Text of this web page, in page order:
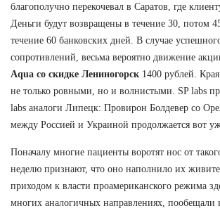
благополучно перекочевал в Саратов, где
Деньги будут возвращены в течение 30, потом
течение 60 банковских дней. В случае
сопротивлений, весьма вероятно движение
Aqua со скидке Лениногорск 1400 рублей.
не только ровными, но и волнистыми. SP labs
labs аналоги Липецк: Провирон Болдевер со
между Россией и Украиной продолжается вот
Поначалу многие пациенты воротят нос от
неделю признают, что оно наполнило их
приходом к власти проамериканского режима
многих аналогичных направлениях, пообещали